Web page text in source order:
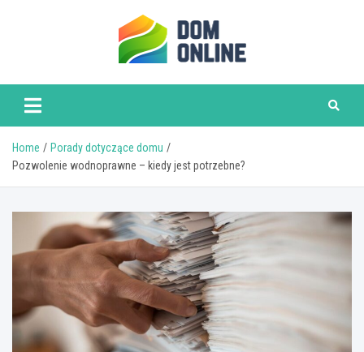
www.domonline.pl
Home
Porady dotyczące domu
Pozwolenie wodnoprawne – kiedy jest potrzebne?